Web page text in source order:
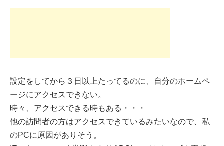
設定をしてから３日以上たってるのに、自分のホームペ
ージにアクセスできない。
時々、アクセスできる時もある・・・
他の訪問者の方はアクセスできているみたいなので、私
のPCに原因がありそう。